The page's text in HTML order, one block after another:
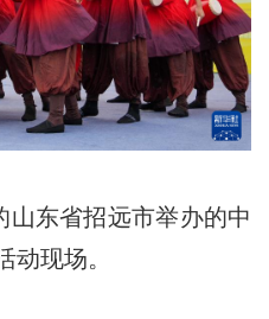
东省招远市举办的中
动现场。